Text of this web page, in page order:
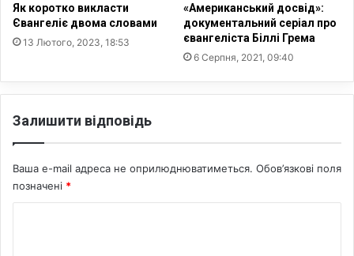
Як коротко викласти
Євангеліє двома словами
13 Лютого, 2023, 18:53
«Американський досвід»:
документальний серіал про
євангеліста Біллі Грема
6 Серпня, 2021, 09:40
Залишити відповідь
Ваша e-mail адреса не оприлюднюватиметься. Обов’язкові поля
позначені *